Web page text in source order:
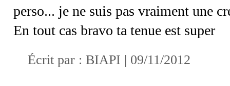
perso... je ne suis pas vraiment une
En tout cas bravo ta tenue est super
Écrit par : BIAPI | 09/11/2012